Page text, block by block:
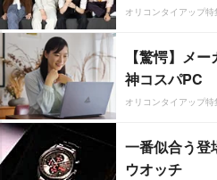
オリコンタイアップ特
【驚愕】メ
神コスパPC
オリコンタイアップ特
一番似合う
ウオッチ